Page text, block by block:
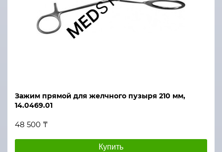
Зажим прямой для желчного пузыря 210 мм,
14.0469.01
48 500 ₸
Купить